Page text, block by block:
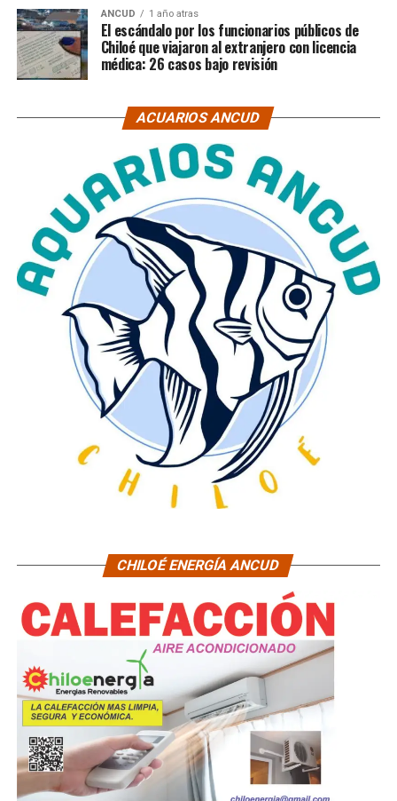
ANCUD 1 año atras
El escándalo por los funcionarios públicos de
Chiloé que viajaron al extranjero con licencia
médica: 26 casos bajo revisión
ACUARIOS ANCUD
CHILOÉ ENERGÍA ANCUD